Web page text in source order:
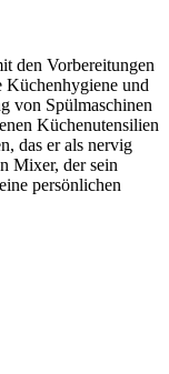
den Vorbereitungen
Küchenhygiene und
von Spülmaschinen
Küchenutensilien
das er als nervig
Mixer, der sein
persönlichen